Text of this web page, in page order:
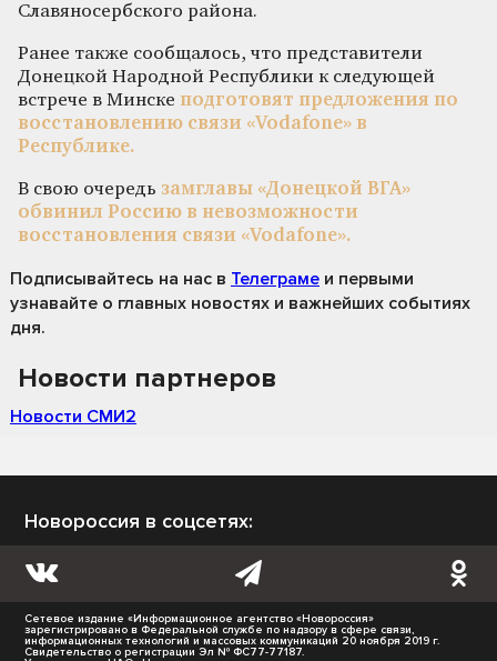
Славяносербского района.
Ранее также сообщалось, что представители
Донецкой Народной Республики к следующей
встрече в Минске подготовят предложения по
восстановлению связи «Vodafone» в
Республике.
В свою очередь замглавы «Донецкой ВГА»
обвинил Россию в невозможности
восстановления связи «Vodafone».
Подписывайтесь на нас в Телеграме и первыми
узнавайте о главных новостях и важнейших событиях
дня.
Новости партнеров
Новости СМИ2
Новороссия в соцсетях:
Сетевое издание «Информационное агентство «Новороссия»
зарегистрировано в Федеральной службе по надзору в сфере связи,
информационных технологий и массовых коммуникаций 20 ноября 2019 г.
Свидетельство о регистрации Эл № ФС77-77187.